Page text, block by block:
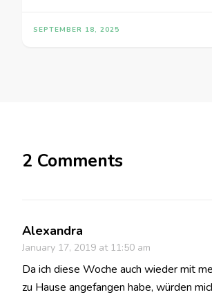
SEPTEMBER 18, 2025
2 Comments
Alexandra
January 17, 2019 at 11:50 am
Da ich diese Woche auch wieder mit
zu Hause angefangen habe, würden